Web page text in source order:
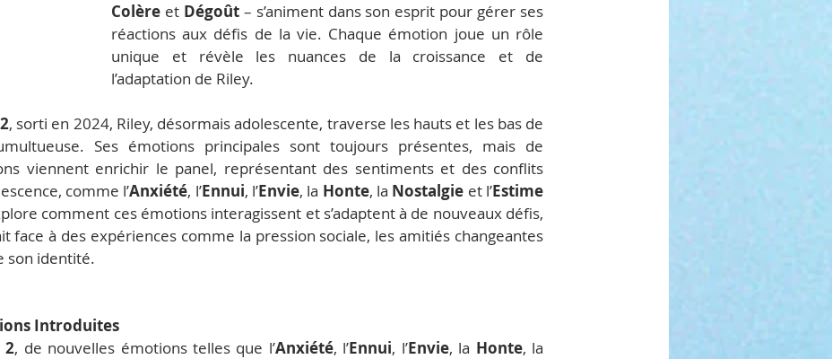
Colère et Dégoût – s’animent dans son esprit pour gérer ses
réactions aux défis de la vie. Chaque émotion joue un rôle
unique et révèle les nuances de la croissance et de
l’adaptation de Riley.
, sorti en 2024, Riley, désormais adolescente, traverse les hauts et les bas de
Ses émotions principales sont toujours présentes, mais de
viennent enrichir le panel, représentant des sentiments et des conflits
comme l’Anxiété, l’Ennui, l’Envie, la Honte, la Nostalgie et l’Estime
comment ces émotions interagissent et s’adaptent à de nouveaux défis,
face à des expériences comme la pression sociale, les amitiés changeantes
son identité.
Introduites
2, de nouvelles émotions telles que l’Anxiété, l’Ennui, l’Envie, la Honte